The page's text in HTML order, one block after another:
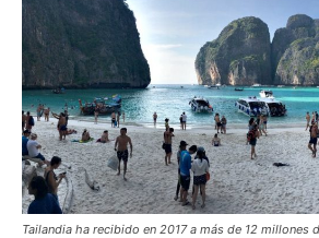
Tailandia ha recibido en 2017 a más de 12 millones